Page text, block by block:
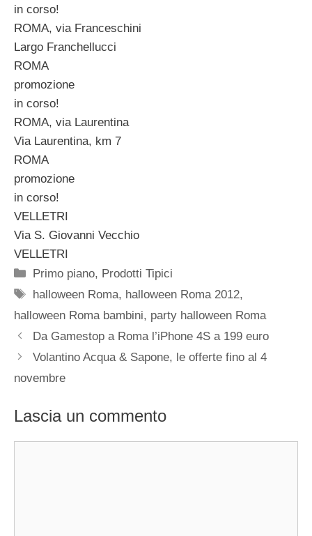
in corso!
ROMA, via Franceschini
Largo Franchellucci
ROMA
promozione
in corso!
ROMA, via Laurentina
Via Laurentina, km 7
ROMA
promozione
in corso!
VELLETRI
Via S. Giovanni Vecchio
VELLETRI
Categorie
Primo piano, Prodotti Tipici
Tag
halloween Roma, halloween Roma 2012,
halloween Roma bambini, party halloween Roma
Da Gamestop a Roma l’iPhone 4S a 199 euro
Volantino Acqua & Sapone, le offerte fino al 4
novembre
Lascia un commento